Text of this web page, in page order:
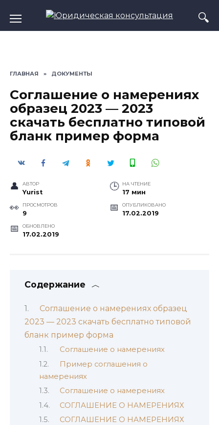
содержанию
ГЛАВНАЯ » ДОКУМЕНТЫ
Соглашение о намерениях
образец 2023 — 2023
скачать бесплатно типовой
бланк пример форма
АВТОР
Yurist
НА ЧТЕНИЕ
17 мин
ПРОСМОТРОВ
9
ОПУБЛИКОВАНО
17.02.2019
ОБНОВЛЕНО
17.02.2019
Содержание
Соглашение о намерениях образец
2023 — 2023 скачать бесплатно типовой
бланк пример форма
Соглашение о намерениях
Пример соглашения о
намерениях
Соглашение о намерениях
СОГЛАШЕНИЕ О НАМЕРЕНИЯХ
СОГЛАШЕНИЕ О НАМЕРЕНИЯХ